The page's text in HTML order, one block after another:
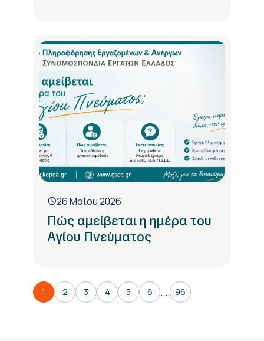
26 Μαΐου 2026
Πώς αμείβεται η ημέρα του
Αγίου Πνεύματος
1 2 3 4 5 6 .... 96